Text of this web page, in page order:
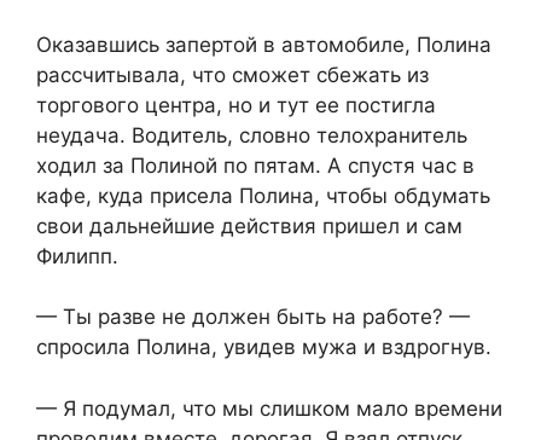
Оказавшись запертой в автомобиле, Полина
рассчитывала, что сможет сбежать из
торгового центра, но и тут ее постигла
неудача. Водитель, словно телохранитель
ходил за Полиной по пятам. А спустя час в
кафе, куда присела Полина, чтобы обдумать
свои дальнейшие действия пришел и сам
Филипп.
— Ты разве не должен быть на работе? —
спросила Полина, увидев мужа и вздрогнув.
— Я подумал, что мы слишком мало времени